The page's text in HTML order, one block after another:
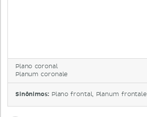
Plano coronal
Planum coronale
Sinônimos: Plano frontal, Planum frontale